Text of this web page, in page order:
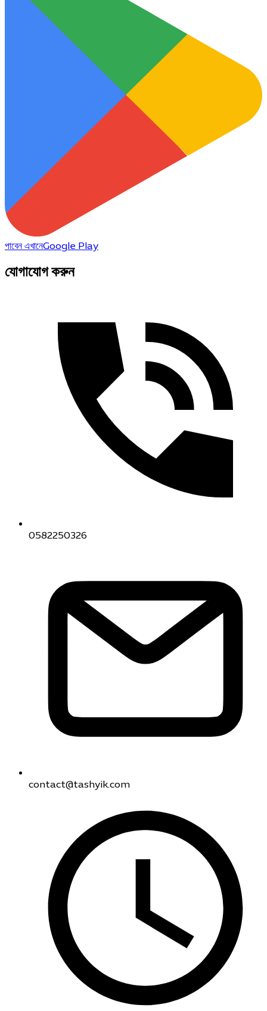
পাবেন এখানেGoogle Play
যোগাযোগ করুন
0582250326
contact@tashyik.com